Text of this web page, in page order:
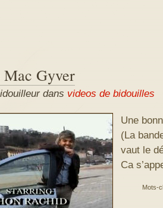
Mac Gyver
dans videos de bidouilles
Une
(La
vaut le
Ca
Mots-